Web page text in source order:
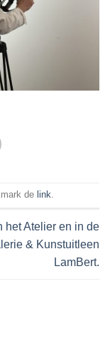
de link.
het Atelier en in de
& Kunstuitleen
LamBert.